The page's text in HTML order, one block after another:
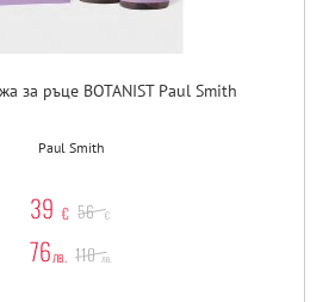
за ръце BOTANIST Paul Smith
Paul Smith
39 € 56 €
76лв. 110 лв.